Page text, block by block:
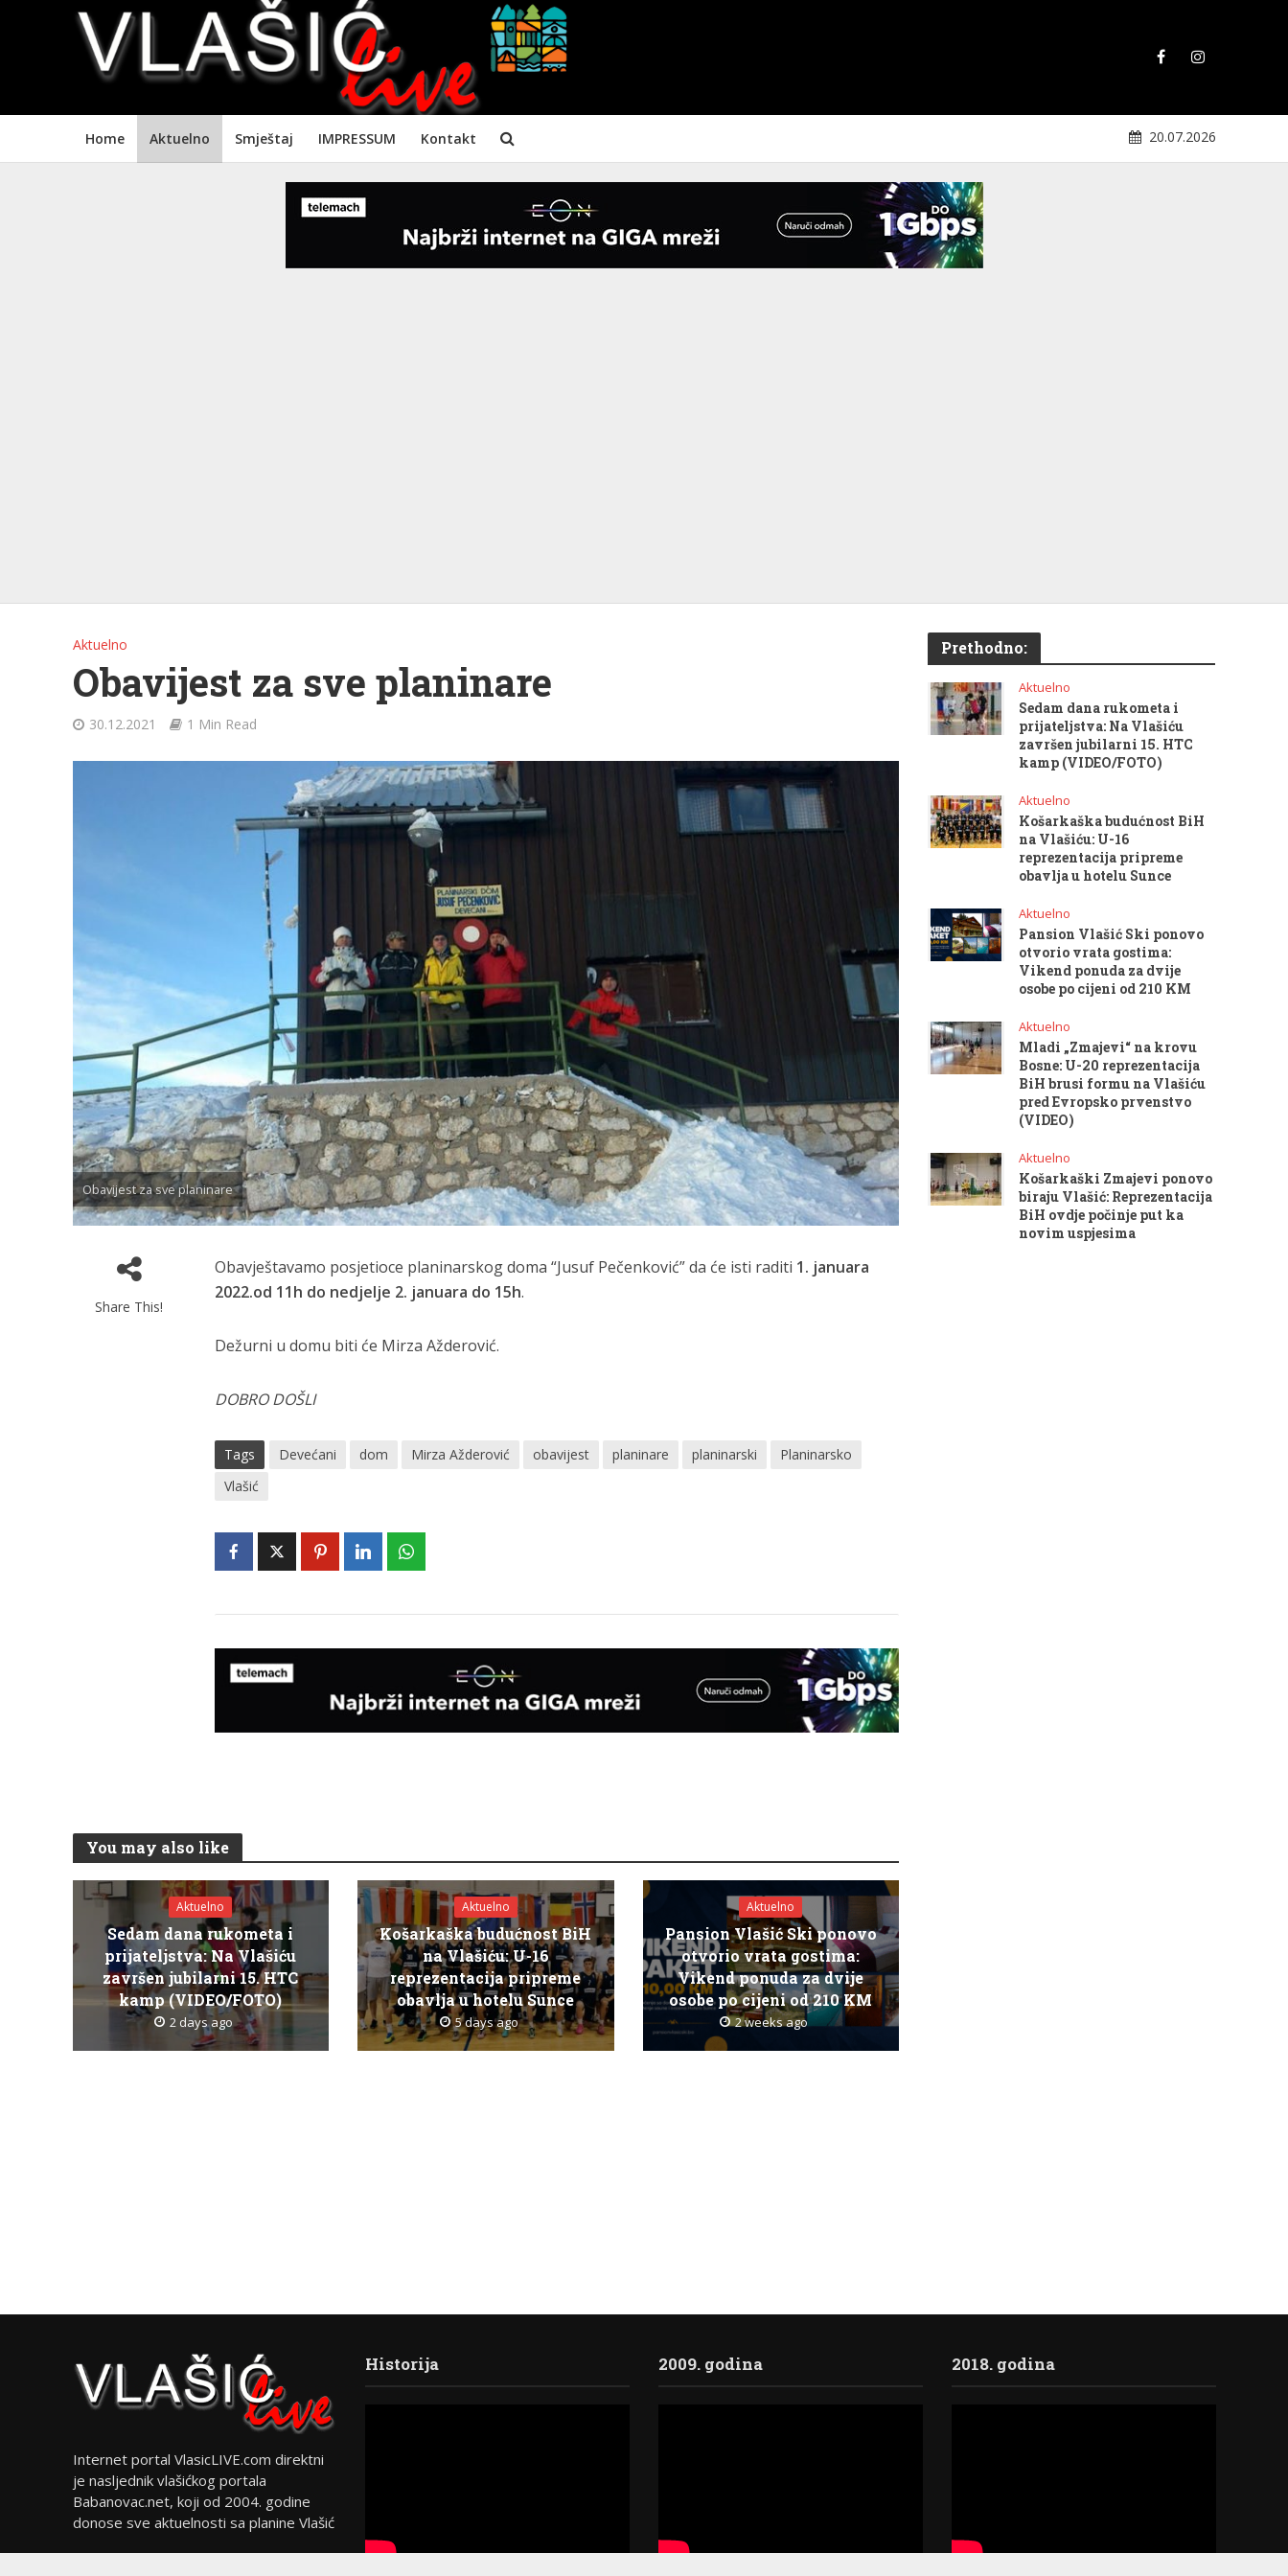
Home Aktuelno Smještaj IMPRESSUM Kontakt 20.07.2026
Aktuelno
Obavijest za sve planinare
30.12.2021 1 Min Read
Obavijest za sve planinare
Share This!
Obavještavamo posjetioce planinarskog doma “Jusuf Pečenković” da će isti raditi 1. januara
2022.od 11h do nedjelje 2. januara do 15h.
Dežurni u domu biti će Mirza Ažderović.
DOBRO DOŠLI
Tags Devećani dom Mirza Ažderović obavijest planinare planinarski
Planinarsko
Vlašić
You may also like
Aktuelno
Sedam dana rukometa i
prijateljstva: Na Vlašiću
završen jubilarni 15. HTC
kamp (VIDEO/FOTO)
2 days ago
Aktuelno
Košarkaška budućnost BiH
na Vlašiću: U-16
reprezentacija pripreme
obavlja u hotelu Sunce
5 days ago
Aktuelno
Pansion Vlašić Ski ponovo
otvorio vrata gostima:
Vikend ponuda za dvije
osobe po cijeni od 210 KM
2 weeks ago
Prethodno:
Aktuelno
Sedam dana rukometa i
prijateljstva: Na Vlašiću
završen jubilarni 15. HTC
kamp (VIDEO/FOTO)
Aktuelno
Košarkaška budućnost BiH
na Vlašiću: U-16
reprezentacija pripreme
obavlja u hotelu Sunce
Aktuelno
Pansion Vlašić Ski ponovo
otvorio vrata gostima:
Vikend ponuda za dvije
osobe po cijeni od 210 KM
Aktuelno
Mladi „Zmajevi“ na krovu
Bosne: U-20 reprezentacija
BiH brusi formu na Vlašiću
pred Evropsko prvenstvo
(VIDEO)
Aktuelno
Košarkaški Zmajevi ponovo
biraju Vlašić: Reprezentacija
BiH ovdje počinje put ka
novim uspjesima
Internet portal VlasicLIVE.com direktni
je nasljednik vlašićkog portala
Babanovac.net, koji od 2004. godine
donose sve aktuelnosti sa planine Vlašić
Historija 2009. godina 2018. godina